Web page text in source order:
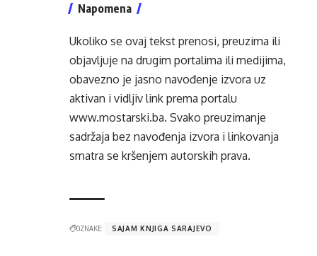
Napomena
Ukoliko se ovaj tekst prenosi, preuzima ili
objavljuje na drugim portalima ili medijima,
obavezno je jasno navođenje izvora uz
aktivan i vidljiv link prema portalu
www.mostarski.ba. Svako preuzimanje
sadržaja bez navođenja izvora i linkovanja
smatra se kršenjem autorskih prava.
OZNAKE: SAJAM KNJIGA SARAJEVO